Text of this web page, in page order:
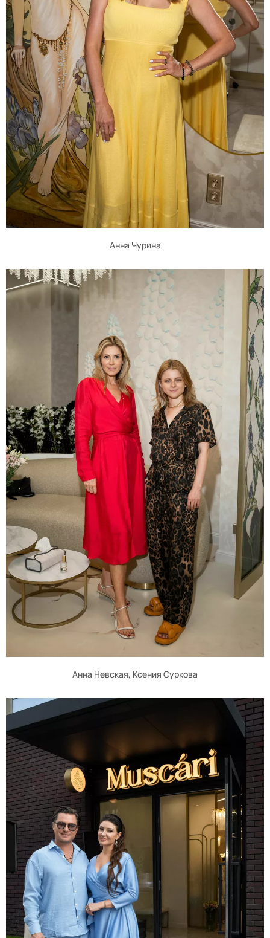
Анна Чурина
Анна Невская, Ксения Суркова